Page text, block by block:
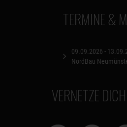
TERMINE &
09.09.2026 -
NordBau
VERNETZE